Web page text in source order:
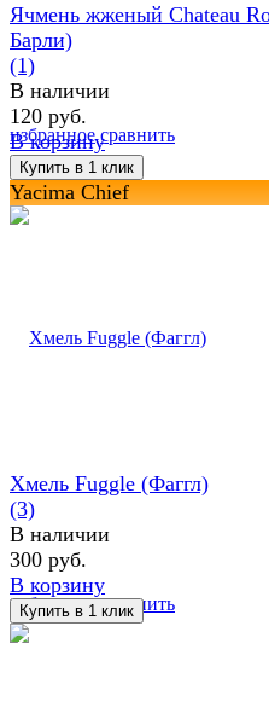
избранное сравнить
Ячмень жженый Chateau
Барли)
(1)
В наличии
120 руб.
В корзину
Yacima Chief
избранное сравнить
Хмель Fuggle (Фаггл)
(3)
В наличии
300 руб.
В корзину